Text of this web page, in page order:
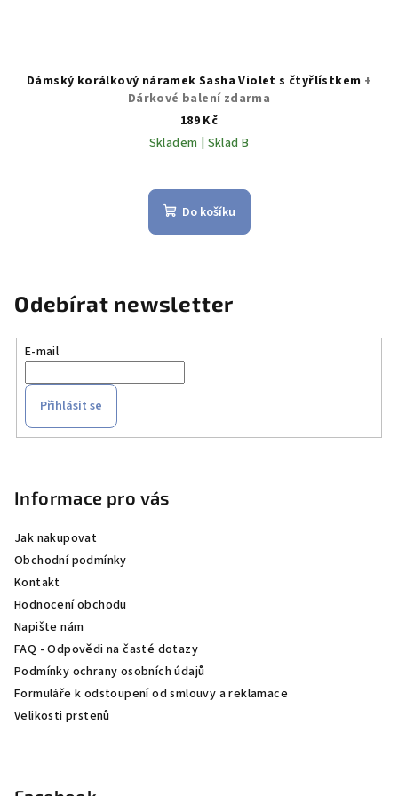
Dámský korálkový náramek Sasha Violet s čtyřlístkem +
Dárkové balení zdarma
189 Kč
Skladem | Sklad B
Do košíku
Odebírat newsletter
E-mail
Přihlásit se
Informace pro vás
Jak nakupovat
Obchodní podmínky
Kontakt
Hodnocení obchodu
Napište nám
FAQ - Odpovědi na časté dotazy
Podmínky ochrany osobních údajů
Formuláře k odstoupení od smlouvy a reklamace
Velikosti prstenů